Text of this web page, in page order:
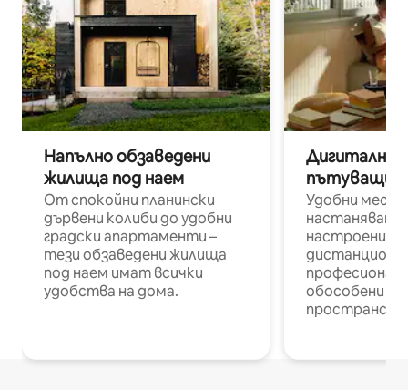
Напълно обзаведени
жилища под наем
От спокойни планински
дървени колиби до удобни
градски апартаменти –
тези обзаведени жилища
под наем имат всички
удобства на дома.
Дигитални
пътуващи
Удобни
настаняване
настроени и
обособени